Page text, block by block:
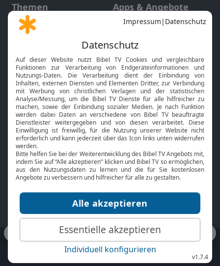
Themen
Gott und Bibel erklärt
Neuigkeiten
Apps & Angebote
Mobile App
Smart TV
HbbTV
Bibelthek Online-Bibel
Nächster Gottesdienst
Bibel TV
Über uns
Jobs
Mediadaten
Service
Kontakt
TV-Empfang
bibeltv.de: Impressum
Datenschutz
Nutzungsbedingungen